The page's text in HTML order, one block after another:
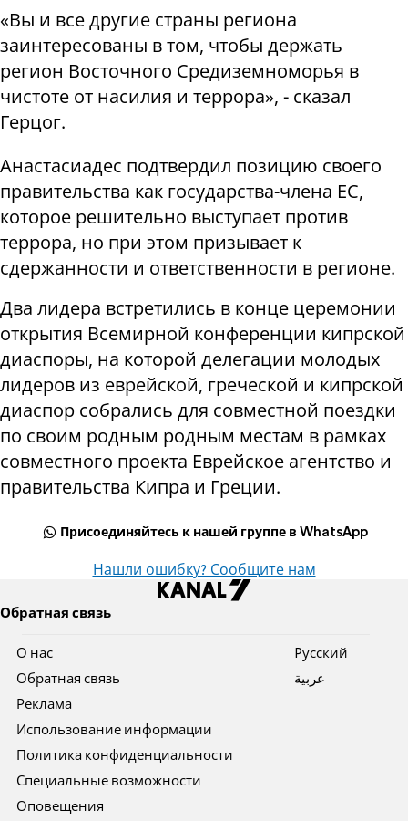
«Вы и все другие страны региона
заинтересованы в том, чтобы держать
регион Восточного Средиземноморья в
чистоте от насилия и террора», - сказал
Герцог.
Анастасиадес подтвердил позицию своего
правительства как государства-члена ЕС,
которое решительно выступает против
террора, но при этом призывает к
сдержанности и ответственности в регионе.
Два лидера встретились в конце церемонии
открытия Всемирной конференции кипрской
диаспоры, на которой делегации молодых
лидеров из еврейской, греческой и кипрской
диаспор собрались для совместной поездки
по своим родным родным местам в рамках
совместного проекта Еврейское агентство и
правительства Кипра и Греции.
Присоединяйтесь к нашей группе в WhatsApp
Нашли ошибку? Сообщите нам
Обратная связь
О нас
Обратная связь
Реклама
Использование информации
Политика конфиденциальности
Специальные возможности
Оповещения
Pусский
عربية